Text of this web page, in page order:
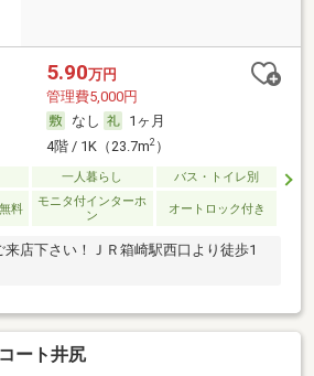
5.90万円
管理費5,000円
なし
1ヶ月
4階 / 1K（23.7m2）
一人暮らし バス・トイレ別
料
モニタ付インターホ
ン
オートロック付き
店下さい！ＪＲ箱崎駅西口より徒歩1
ート井尻